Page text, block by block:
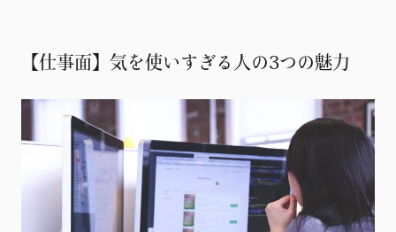
【仕事面】気を使いすぎる人の3つの魅力